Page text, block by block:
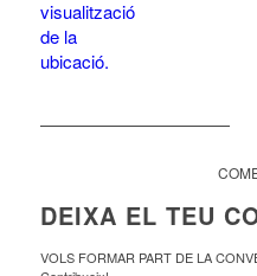
DEIXA EL TEU
VOLS FORMAR PART DE LA